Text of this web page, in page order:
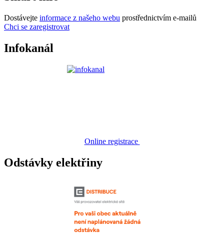
Dostávejte informace z našeho webu prostřednictvím e-mailů
Chci se zaregistrovat
Infokanál
Online registrace
Odstávky elektřiny